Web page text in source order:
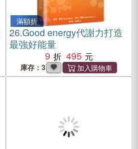
滿額折
26.Good energy代謝力打造
最強好能量
9
495
庫存：3